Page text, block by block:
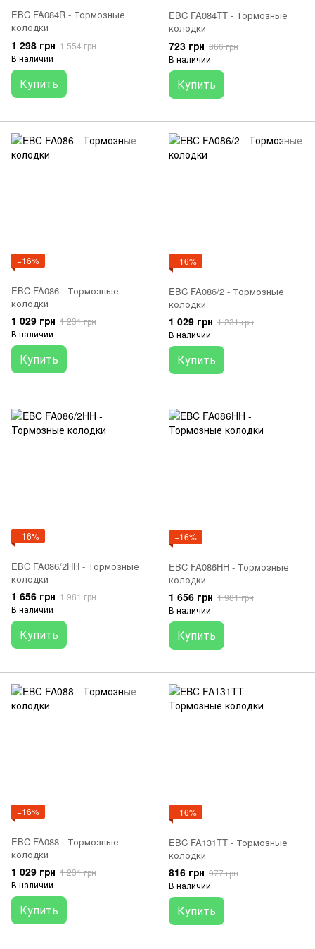
EBC FA084R - Тормозные
колодки
1 298 грн 1 554 грн
В наличии
Купить
EBC FA084TT - Тормозные
колодки
723 грн 866 грн
В наличии
Купить
−16%
EBC FA086 - Тормозные
колодки
1 029 грн 1 231 грн
В наличии
Купить
−16%
EBC FA086/2 - Тормозные
колодки
1 029 грн 1 231 грн
В наличии
Купить
−16%
EBC FA086/2HH - Тормозные
колодки
1 656 грн 1 981 грн
В наличии
Купить
−16%
EBC FA086HH - Тормозные
колодки
1 656 грн 1 981 грн
В наличии
Купить
−16%
EBC FA088 - Тормозные
колодки
1 029 грн 1 231 грн
В наличии
Купить
−16%
EBC FA131TT - Тормозные
колодки
816 грн 977 грн
В наличии
Купить